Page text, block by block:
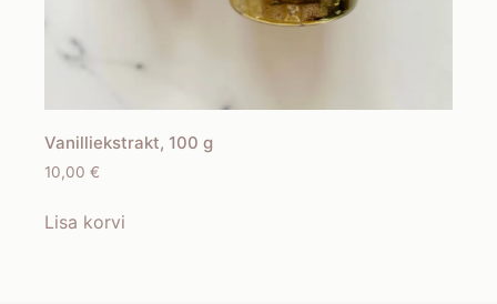
Vanilliekstrakt, 100 g
10,00 €
Lisa korvi